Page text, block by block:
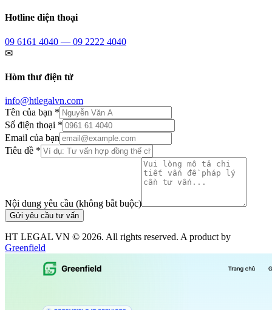
Hotline điện thoại
09 6161 4040 — 09 2222 4040
✉
Hòm thư điện tử
info@htlegalvn.com
Tên của bạn *
Số điện thoại *
Email của bạn
Tiêu đề *
Nội dung yêu cầu (không bắt buộc)
Gửi yêu cầu tư vấn
HT LEGAL VN © 2026. All rights reserved. A product by
Greenfield